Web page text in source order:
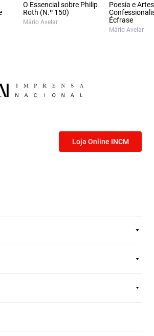
O Essencial sobre Philip
Roth (N.º 150)
Mário Avelar
Poesia e
Écfrase
Mário Avelar
Loja Online INCM